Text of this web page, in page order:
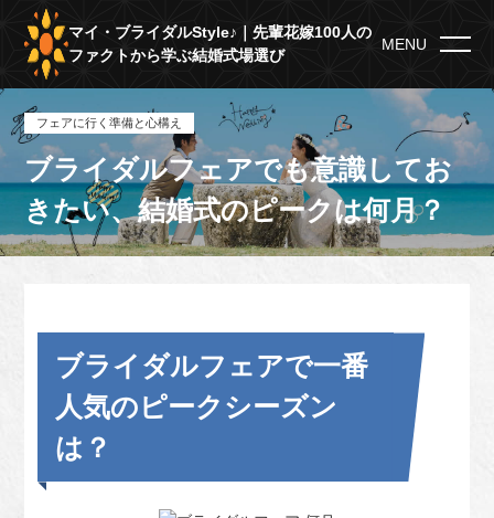
マイ・ブライダルStyle♪｜先輩花嫁100人の
ファクトから学ぶ結婚式場選び
MENU
ブライダルフェアでも意識してお
きたい、結婚式のピークは何月？
フェアに行く準備と心構え
ブライダルフェアで一番
人気のピークシーズン
は？